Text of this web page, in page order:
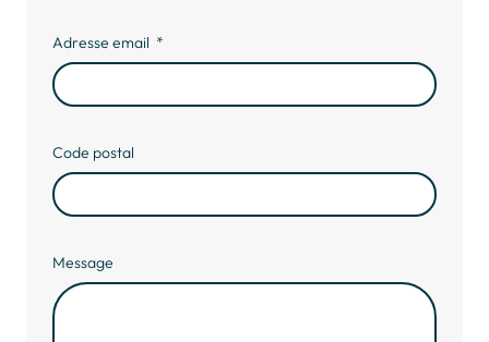
Adresse email
Code postal
Message